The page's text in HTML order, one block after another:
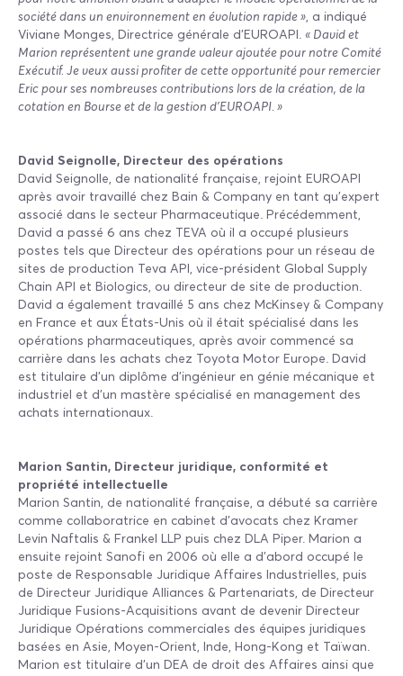
société dans un environnement en évolution rapide » , a indiqué
Viviane Monges, Directrice générale d’EUROAPI. « David et
Marion représentent une grande valeur ajoutée pour notre Comité
Exécutif. Je veux aussi profiter de cette opportunité pour remercier
Eric pour ses nombreuses contributions lors de la création, de la
cotation en Bourse et de la gestion d’EUROAPI. »
David Seignolle, Directeur des opérations
David Seignolle, de nationalité française, rejoint EUROAPI
après avoir travaillé chez Bain & Company en tant qu'expert
associé dans le secteur Pharmaceutique. Précédemment,
David a passé 6 ans chez TEVA où il a occupé plusieurs
postes tels que Directeur des opérations pour un réseau de
sites de production Teva API, vice-président Global Supply
Chain API et Biologics, ou directeur de site de production.
David a également travaillé 5 ans chez McKinsey & Company
en France et aux États-Unis où il était spécialisé dans les
opérations pharmaceutiques, après avoir commencé sa
carrière dans les achats chez Toyota Motor Europe. David
est titulaire d'un diplôme d’ingénieur en génie mécanique et
industriel et d’un mastère spécialisé en management des
achats internationaux.
Marion Santin, Directeur juridique, conformité et
propriété intellectuelle
Marion Santin, de nationalité française, a débuté sa carrière
comme collaboratrice en cabinet d’avocats chez Kramer
Levin Naftalis & Frankel LLP puis chez DLA Piper. Marion a
ensuite rejoint Sanofi en 2006 où elle a d’abord occupé le
poste de Responsable Juridique Affaires Industrielles, puis
de Directeur Juridique Alliances & Partenariats, de Directeur
Juridique Fusions-Acquisitions avant de devenir Directeur
Juridique Opérations commerciales des équipes juridiques
basées en Asie, Moyen-Orient, Inde, Hong-Kong et Taïwan.
Marion est titulaire d’un DEA de droit des Affaires ainsi que